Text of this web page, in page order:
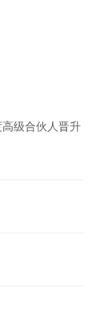
级合伙人晋升